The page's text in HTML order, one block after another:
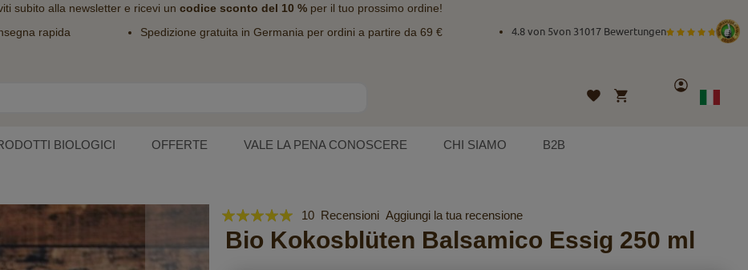
subito alla newslettere ricevi un codice sconto del 10 %per il tuo prossimo ordine!
rapida Spedizione gratuita in Germania per ordini a partire da 69 € 4.8 von 5von 31017 Bewertungen
Lista
desideri
Carrello
Account
Lingua
BIOLOGICI OFFERTE VALE LA PENA CONOSCERE CHI SIAMO B2B
Valutazione:
100
% of100
10 Recensioni Aggiungi la tua recensione
Bio Kokosblüten Balsamico Essig 250 ml